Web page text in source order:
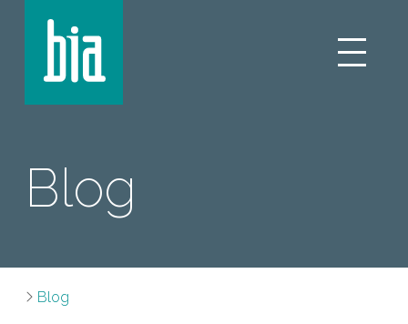
Blog
Blog